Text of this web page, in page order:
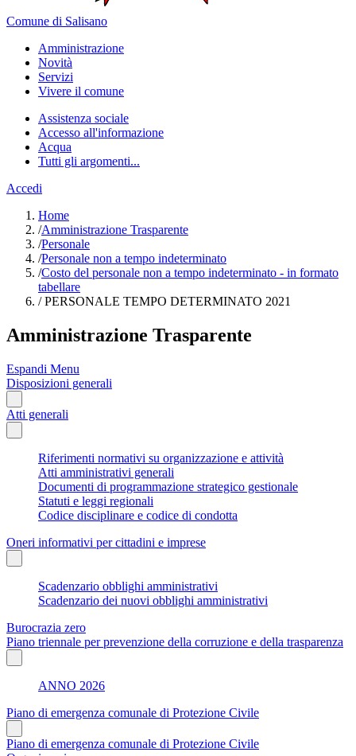
Comune di Salisano
Amministrazione
Novità
Servizi
Vivere il comune
Assistenza sociale
Accesso all'informazione
Acqua
Tutti gli argomenti...
Accedi
Home
/Amministrazione Trasparente
/Personale
/Personale non a tempo indeterminato
/Costo del personale non a tempo indeterminato - in formato
tabellare
/PERSONALE TEMPO DETERMINATO 2021
Amministrazione Trasparente
Espandi Menu
Disposizioni generali
Atti generali
Riferimenti normativi su organizzazione e attività
Atti amministrativi generali
Documenti di programmazione strategico gestionale
Statuti e leggi regionali
Codice disciplinare e codice di condotta
Oneri informativi per cittadini e imprese
Scadenzario obblighi amministrativi
Scadenzario dei nuovi obblighi amministrativi
Burocrazia zero
Piano triennale per prevenzione della corruzione e della trasparenza
ANNO 2026
Piano di emergenza comunale di Protezione Civile
Piano di emergenza comunale di Protezione Civile